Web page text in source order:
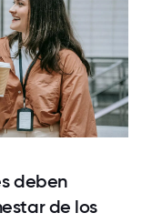
deben
de los